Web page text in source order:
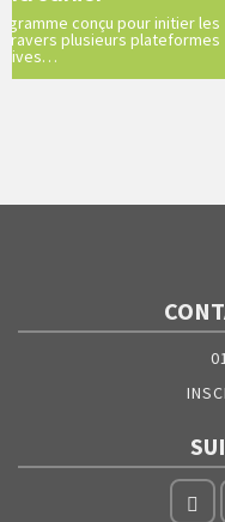
conçu pour initier les
travers plusieurs plateformes